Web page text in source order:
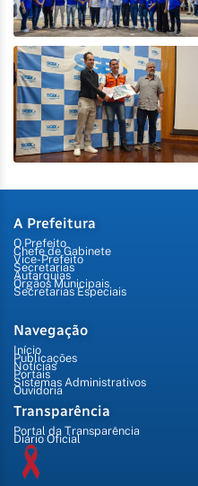
A Prefeitura
O Prefeito
Chefe de Gabinete
Vice-Prefeito
Secretarias
Autarquias
Órgãos Municipais
Secretarias Especiais
Navegação
Início
Publicações
Notícias
Portais
Sistemas Administrativos
Ouvidoria
Transparência
Portal da Transparência
Diário Oficial